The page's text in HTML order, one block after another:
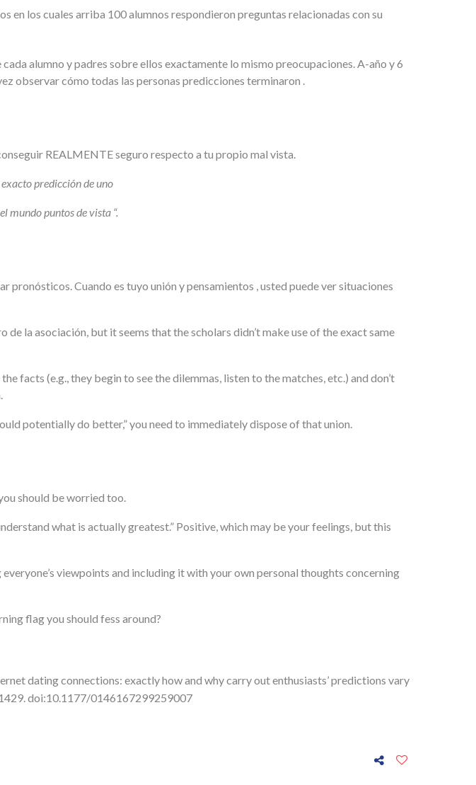
los cuales arriba 100 alumnos respondieron preguntas relacionadas con su
alumno y padres sobre ellos exactamente lo mismo preocupaciones. A-año y 6
observar cómo todas las personas predicciones terminaron .
REALMENTE seguro respecto a tu propio mal vista.
predicción de uno
mundo puntos de vista “.
pronósticos. Cuando es tuyo unión y pensamientos , usted puede ver situaciones
la asociación, but it seems that the scholars didn’t make use of the exact same
facts (e.g., they begin to see the dilemmas, listen to the matches, etc.) and don’t
potentially do better,” you need to immediately dispose of that union.
should be worried too.
what is actually greatest.” Positive, which may be your feelings, but this
viewpoints and including it with your own personal thoughts concerning
flag you should fess around?
dating connections: exactly how and why carry out enthusiasts’ predictions vary
doi:10.1177/0146167299259007